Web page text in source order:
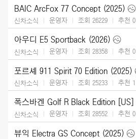
BAIC ArcFox 77 Concept (2025)
신차소식 운영자 조회 26229 추천 0
아우디 E5 Sportback (2026)
신차소식 운영자 조회 28358 추천 0
포르셰 911 Spirit 70 Edition (2025)
신차소식 운영자 조회 25233 추천 1
신차소식 운영자 조회 28552 추천 0
뷰익 Electra GS Concept (2025)